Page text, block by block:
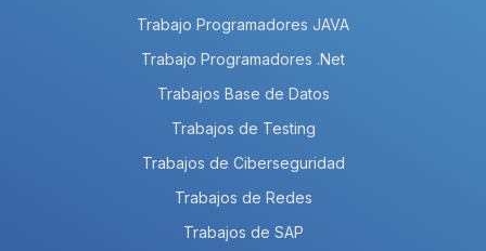
Trabajo Programadores JAVA
Trabajo Programadores .Net
Trabajos Base de Datos
Trabajos de Testing
Trabajos de Ciberseguridad
Trabajos de Redes
Trabajos de SAP